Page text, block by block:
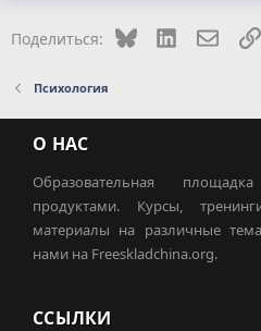
Поделиться: Bluesky LinkedIn
Психология
О НАС
Образовательная
продуктами. Курсы,
материалы на различные
нами на Freeskladchina.org.
ССЫЛКИ